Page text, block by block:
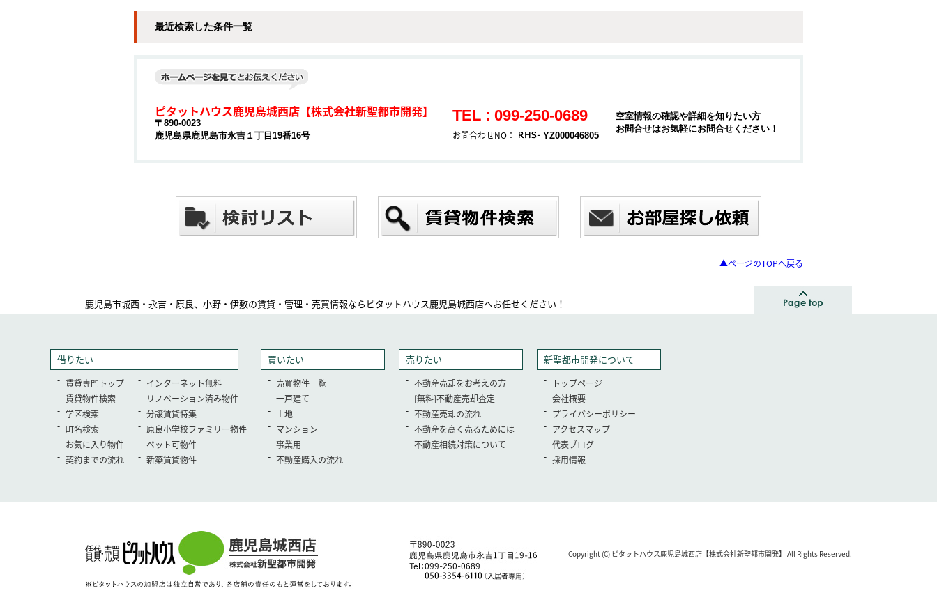
最近検索した条件一覧
ピタットハウス鹿児島城西店【株式会社新聖都市開発】
〒890-0023
鹿児島県鹿児島市永吉１丁目19番16号
TEL : 099-250-0689
お問合わせNO： YZ000046805
空室情報の確認や詳細を知りたい方
お問合せはお気軽にお問合せください！
▲ページのTOPへ戻る
鹿児島市城西・永吉・原良、小野・伊敷の賃貸・管理・売買情報ならピタットハウス鹿児島城西店へお任せください！
借りたい
賃貸専門トップ
賃貸物件検索
学区検索
町名検索
お気に入り物件
契約までの流れ
インターネット無料
リノベーション済み物件
分譲賃貸特集
原良小学校ファミリー物件
ペット可物件
新築賃貸物件
買いたい
売買物件一覧
一戸建て
土地
マンション
事業用
不動産購入の流れ
売りたい
不動産売却をお考えの方
[無料]不動産売却査定
不動産売却の流れ
不動産を高く売るためには
不動産相続対策について
新聖都市開発について
トップページ
会社概要
プライバシーポリシー
アクセスマップ
代表ブログ
採用情報
Copyright (C) ピタットハウス鹿児島城西店【株式会社新聖都市開発】 All Rights Reserved.